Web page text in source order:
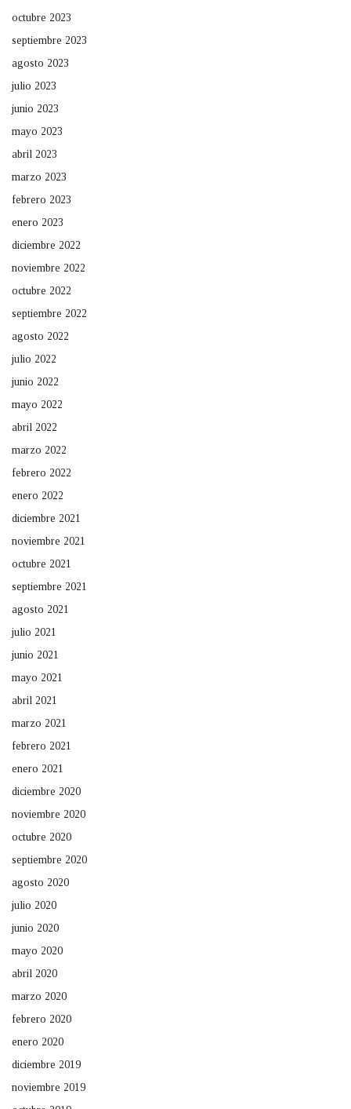
octubre 2023
septiembre 2023
agosto 2023
julio 2023
junio 2023
mayo 2023
abril 2023
marzo 2023
febrero 2023
enero 2023
diciembre 2022
noviembre 2022
octubre 2022
septiembre 2022
agosto 2022
julio 2022
junio 2022
mayo 2022
abril 2022
marzo 2022
febrero 2022
enero 2022
diciembre 2021
noviembre 2021
octubre 2021
septiembre 2021
agosto 2021
julio 2021
junio 2021
mayo 2021
abril 2021
marzo 2021
febrero 2021
enero 2021
diciembre 2020
noviembre 2020
octubre 2020
septiembre 2020
agosto 2020
julio 2020
junio 2020
mayo 2020
abril 2020
marzo 2020
febrero 2020
enero 2020
diciembre 2019
noviembre 2019